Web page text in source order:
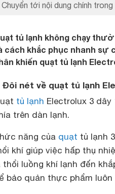
Chuyển tới nội dung chính trong
tủ lạnh không chạy
cách khắc phục nhanh sự
khiến quạt tủ lạnh
Đôi nét về quạt tủ lạnh
tủ lạnh Electrolux 3
trên dàn lạnh.
năng của quạt tủ lạnh
khí giúp việc hấp thụ
thổi luồng khí lạnh đến
bảo quản thực phẩm